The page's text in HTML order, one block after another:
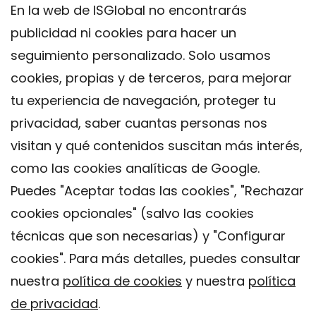
En la web de ISGlobal no encontrarás
publicidad ni cookies para hacer un
seguimiento personalizado. Solo usamos
cookies, propias y de terceros, para mejorar
tu experiencia de navegación, proteger tu
privacidad, saber cuantas personas nos
visitan y qué contenidos suscitan más interés,
como las cookies analíticas de Google.
Puedes "Aceptar todas las cookies", "Rechazar
cookies opcionales" (salvo las cookies
técnicas que son necesarias) y "Configurar
cookies". Para más detalles, puedes consultar
nuestra política de cookies y nuestra política
de privacidad.
Contacto
Política de privacidad